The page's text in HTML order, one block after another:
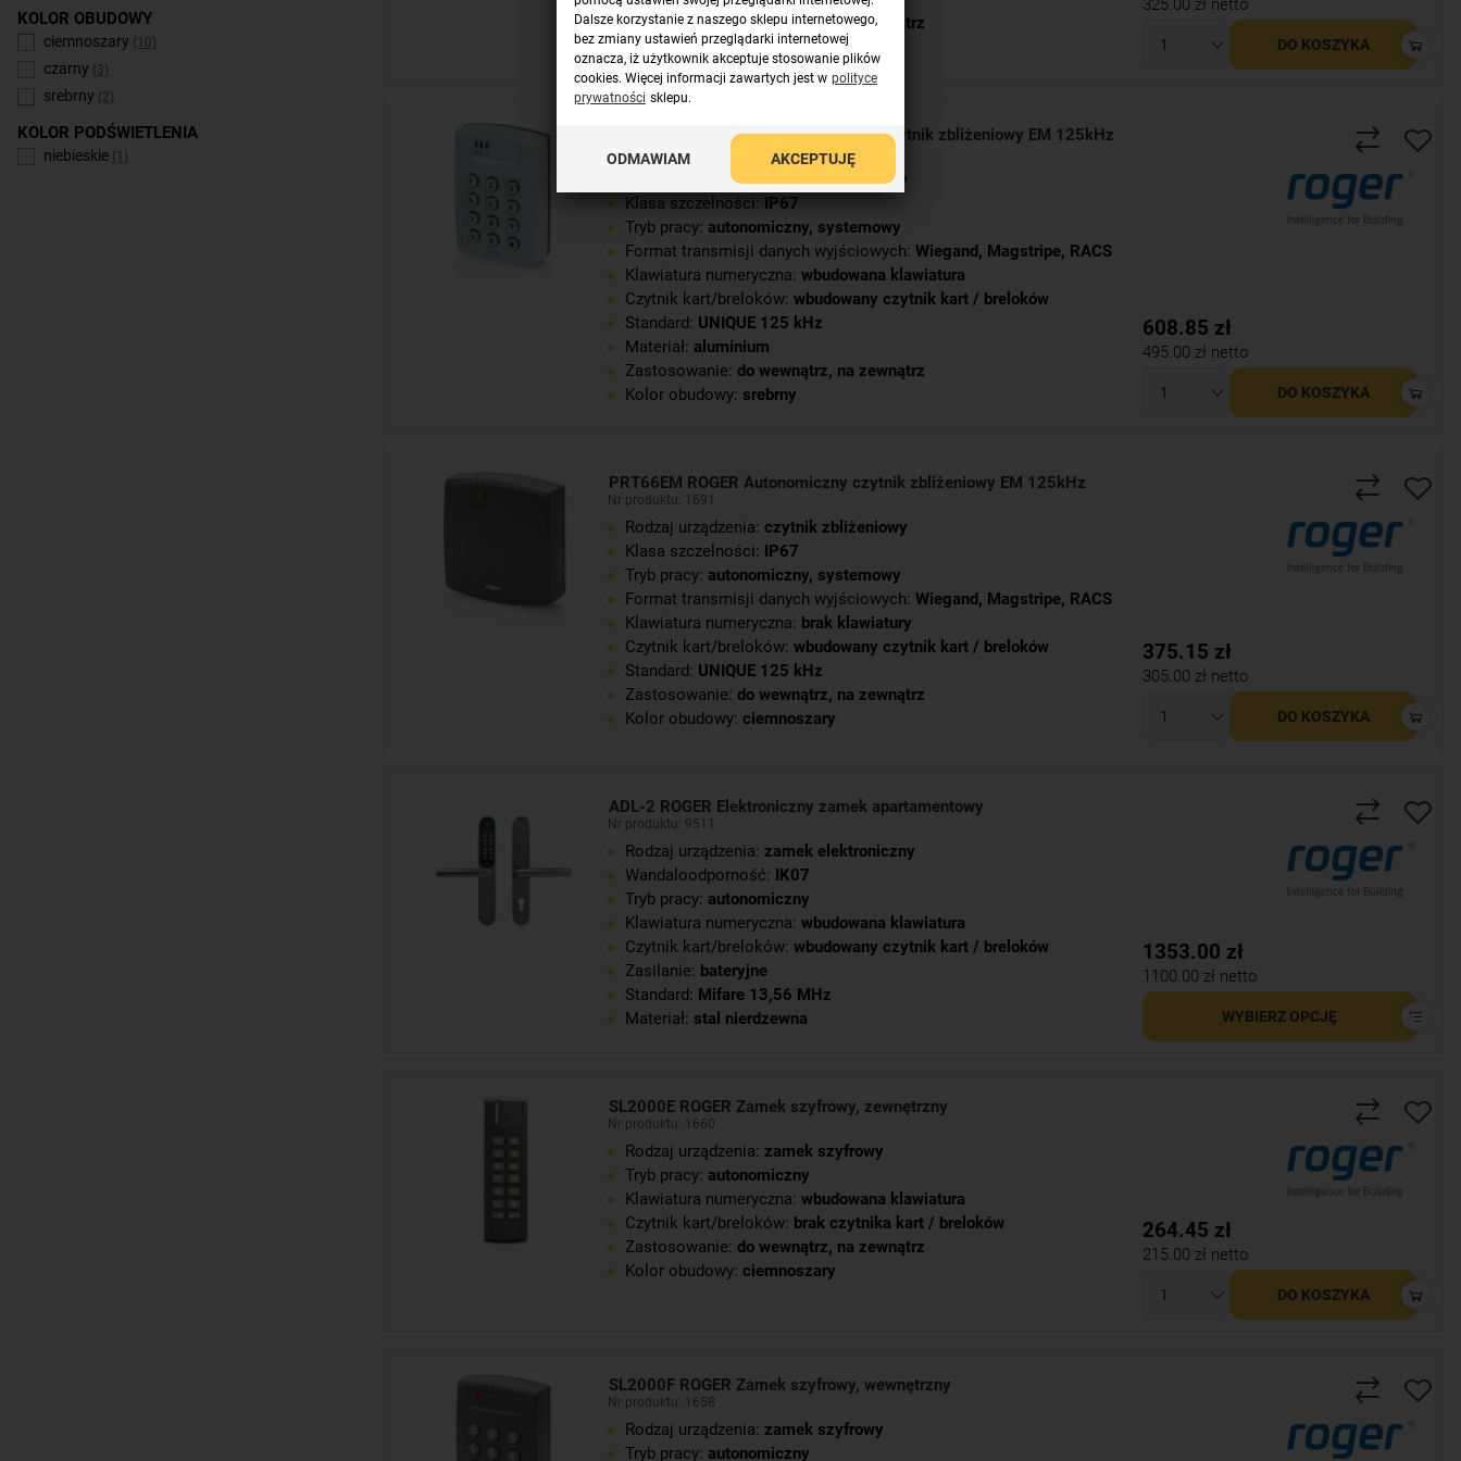
KOLOR OBUDOWY
ciemnoszary (10)
czarny (3)
srebrny (2)
KOLOR PODŚWIETLENIA
niebieskie (1)
Zastosowanie:do wewnątrz,na zewnątrz
Kolor obudowy:ciemnoszary DO KOSZYKA
PRT64EM-VP ROGER Autonomiczny czytnik zbliżeniowy EM 125kHz
Nr produktu: 1689
Rodzaj urządzenia:czytnik zbliżeniowy
Klasa szczelności: IP67
Tryb pracy: autonomiczny, systemowy
Format transmisji danych wyjściowych: Wiegand, Magstripe, RACS
Klawiatura numeryczna: wbudowana klawiatura
Czytnik kart/breloków: wbudowany czytnik kart / breloków
Standard: UNIQUE 125 kHz
Materiał: aluminium
Zastosowanie: do wewnątrz, na zewnątrz
Kolor obudowy: srebrny
608.85 zł
495.00 zł netto
DO KOSZYKA
PRT66EM ROGER Autonomiczny czytnik zbliżeniowy EM 125kHz
Nr produktu: 1691
Rodzaj urządzenia: czytnik zbliżeniowy
Klasa szczelności: IP67
Tryb pracy: autonomiczny, systemowy
Format transmisji danych wyjściowych: Wiegand, Magstripe, RACS
Klawiatura numeryczna: brak klawiatury
Czytnik kart/breloków: wbudowany czytnik kart / breloków
Standard: UNIQUE 125 kHz
Zastosowanie: do wewnątrz, na zewnątrz
Kolor obudowy: ciemnoszary
375.15 zł
305.00 zł netto
DO KOSZYKA
ADL-2 ROGER Elektroniczny zamek apartamentowy
Nr produktu: 9511
Rodzaj urządzenia: zamek elektroniczny
Wandaloodporność: IK07
Tryb pracy: autonomiczny
Klawiatura numeryczna: wbudowana klawiatura
Czytnik kart/breloków: wbudowany czytnik kart / breloków
Zasilanie: bateryjne
Standard: Mifare 13,56 MHz
Materiał: stal nierdzewna
1353.00 zł
1100.00 zł netto
WYBIERZ OPCJĘ
SL2000E ROGER Zamek szyfrowy, zewnętrzny
Nr produktu: 1660
Rodzaj urządzenia: zamek szyfrowy
Tryb pracy: autonomiczny
Klawiatura numeryczna: wbudowana klawiatura
Czytnik kart/breloków: brak czytnika kart / breloków
Zastosowanie: do wewnątrz, na zewnątrz
Kolor obudowy: ciemnoszary
264.45 zł
215.00 zł netto
DO KOSZYKA
SL2000F ROGER Zamek szyfrowy, wewnętrzny
Nr produktu: 1658
Rodzaj urządzenia: zamek szyfrowy
Tryb pracy: autonomiczny
Dalsze korzystanie z naszego sklepu internetowego,
bez zmiany ustawień przeglądarki internetowej
oznacza, iż użytkownik akceptuje stosowanie plików
cookies. Więcej informacji zawartych jest w polityce
prywatności sklepu.
ODMAWIAM AKCEPTUJĘ